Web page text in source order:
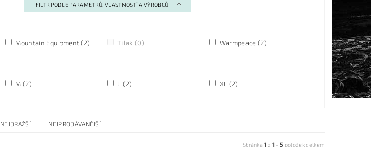
FILTR PODLE PARAMETRŮ, VLASTNOSTÍ A VÝROBCŮ
Mountain Equipment(2) Tilak(0) Warmpeace (2)
M(2) L (2) XL (2)
NEJDRAŽŠÍ NEJPRODÁVANĚJŠÍ
Stránka1 z 1 -5 položek celkem